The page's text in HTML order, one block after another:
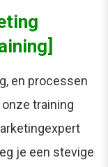
en processen
training
je een stevige